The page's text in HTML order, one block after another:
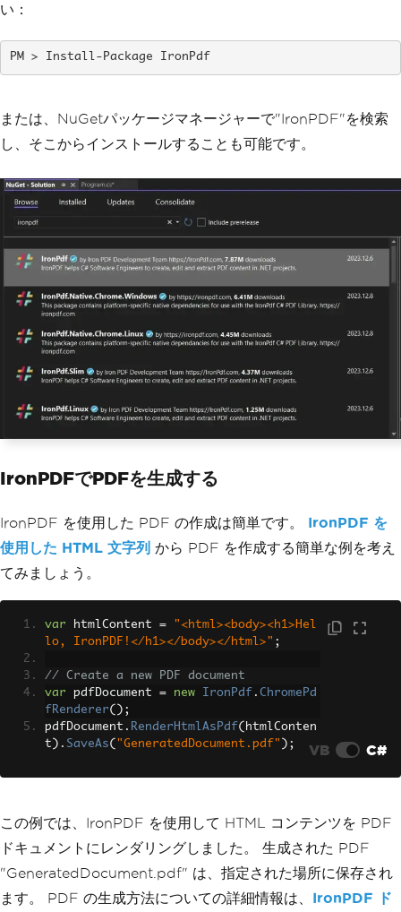
var pdfFromUrl = renderer.Rend
erUrlAsPdf(url);
        pdfFromUrl
.SaveAs("URLToPDF.pd
}
い：
Install-Package IronPdf
または、NuGetパッケージマネージャーで"IronPDF"を検索
し、そこからインストールすることも可能です。
IronPDFでPDFを生成する
IronPDF を使用した PDF の作成は簡単です。 IronPDF を
使用した HTML 文字列 から PDF を作成する簡単な例を考え
てみましょう。
var htmlContent =
"<html><body><h1>Hel
lo, IronPDF!</h1></body></html>" ;
// Create a new PDF document
var pdfDocument = new IronPdf . ChromePd
fRenderer();
pdfDocument . RenderHtmlAsPdf( htmlConten
t ). SaveAs( "GeneratedDocument.pdf" ); VB C#
この例では、IronPDF を使用して HTML コンテンツを PDF
ドキュメントにレンダリングしました。 生成された PDF
"GeneratedDocument.pdf" は、指定された場所に保存され
ます。 PDF の生成方法についての詳細情報は、 IronPDF ド